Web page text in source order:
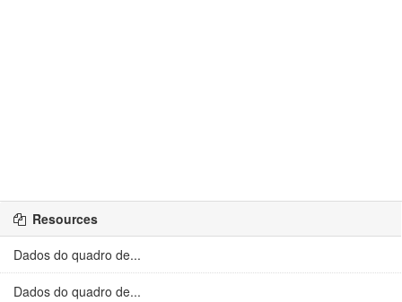
Resources
Dados do quadro de...
Dados do quadro de...